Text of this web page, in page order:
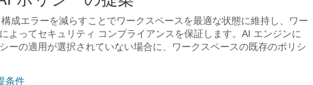
成エラーを減らすことでワークスペースを最適な状態に維持し、ワー
よってセキュリティ コンプライアンスを保証します。AI エンジンに
ーの適用が選択されていない場合に、ワークスペースの既存のポリシ
条件